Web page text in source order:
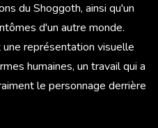
du Shoggoth, ainsi qu'un
d'un autre monde.
représentation visuelle
humaines, un travail qui a
le personnage derrière